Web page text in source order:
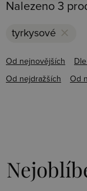
Nalezeno 3
tyrkysové clear
Od nejnovějších
Od nejdražších Od